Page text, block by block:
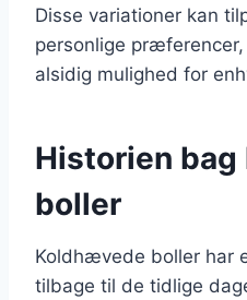
Disse variationer kan
personlige
alsidig mulighed for
Historien
boller
Koldhævede boller har
tilbage til de tidlige